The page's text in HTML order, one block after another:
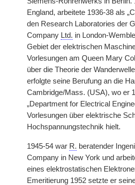
England, arbeitete 1936-38 als
den Research Laboratories der
Company Ltd. in London-
Gebiet der elektrischen
Vorlesungen am Queen Mary
über die Theorie der
erfolgte seine Berufung an die
Cambridge/Mass. (USA), wo er
„Department for Electrical
Vorlesungen über elektrische
Hochspannungstechnik hielt.
1945-54 war R. beratender
Company in New York und
eines elektrostatischen
Emeritierung 1952 setzte er